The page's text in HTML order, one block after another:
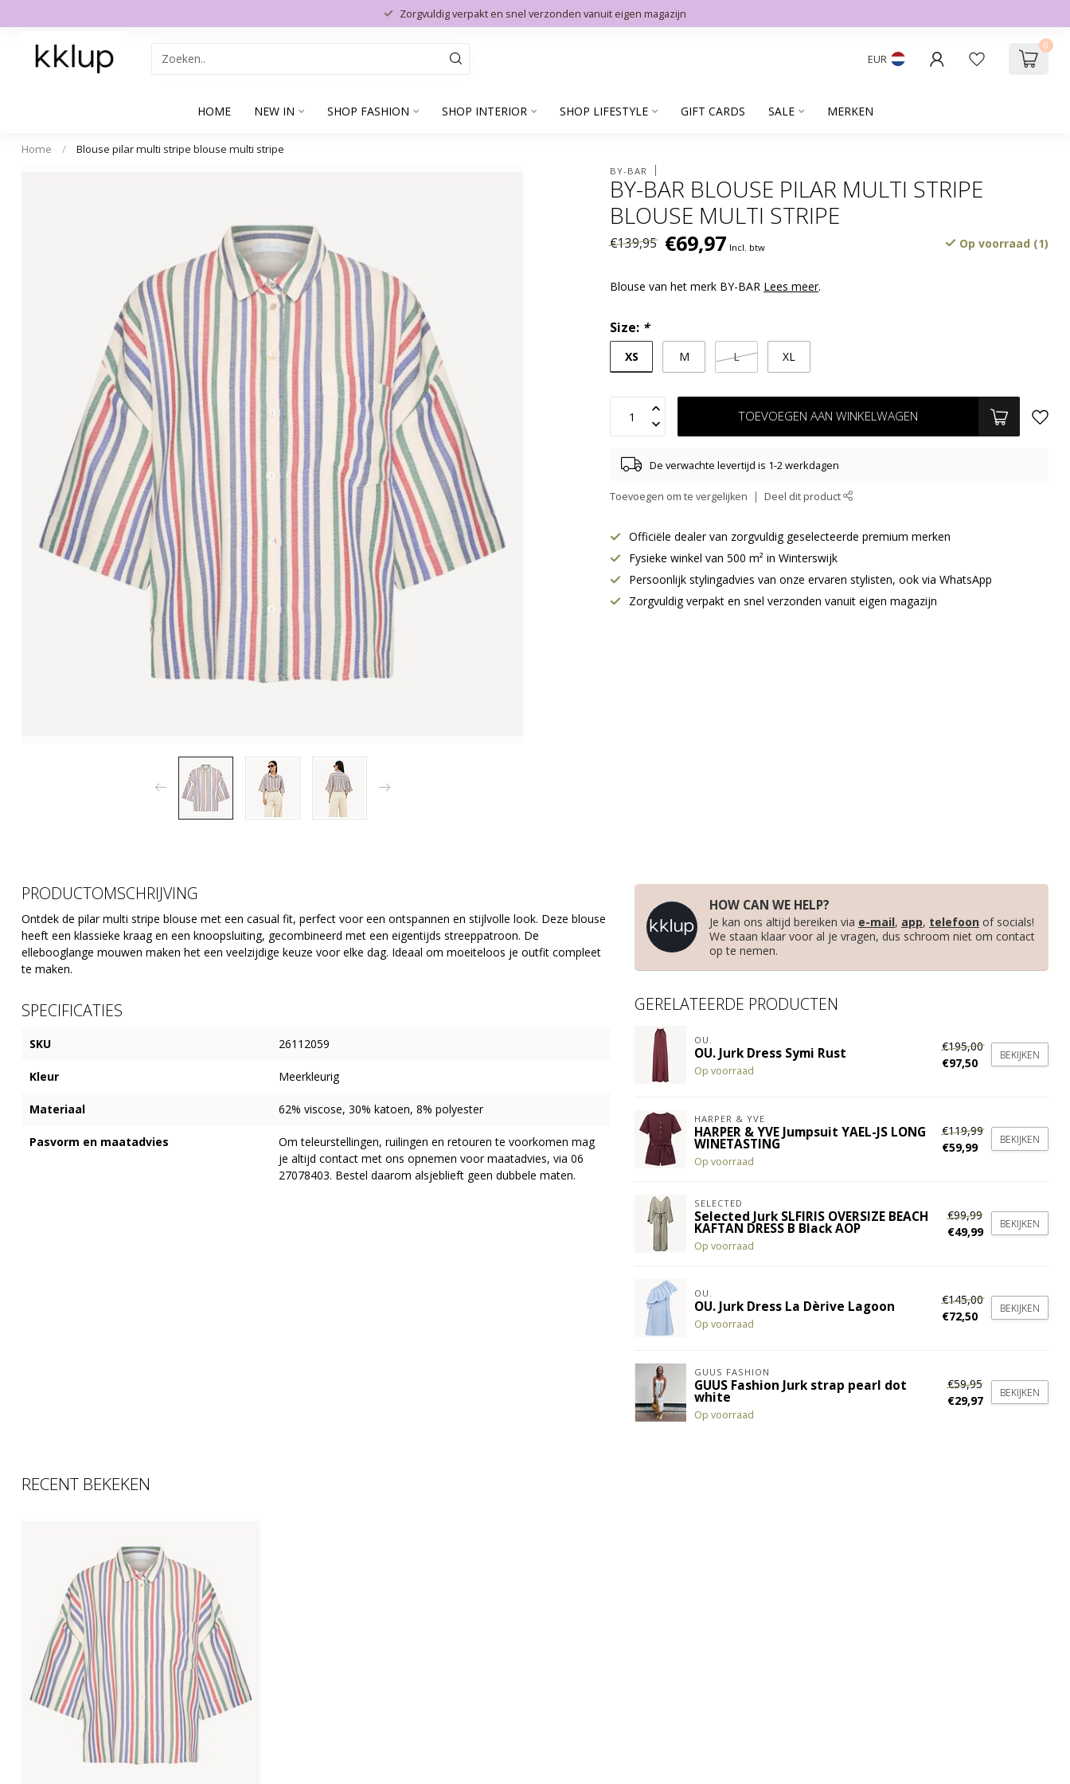
Zorgvuldig verpakt en snel verzonden vanuit eigen magazijn
EUR
0
HOME NEW IN SHOP FASHION SHOP INTERIOR SHOP LIFESTYLE GIFT CARDS SALE MERKEN
Home / Blouse pilar multi stripe blouse multi stripe
BY-BAR
BY-BAR BLOUSE PILAR MULTI STRIPE
BLOUSE MULTI STRIPE
€139,95 €69,97 Incl. btw Op voorraad (1)
Blouse van het merk BY-BAR Lees meer.
Size: *
XS M L XL
TOEVOEGEN AAN WINKELWAGEN
De verwachte levertijd is 1-2 werkdagen
Toevoegen om te vergelijken Deel dit product
Officiële dealer van zorgvuldig geselecteerde premium merken
Fysieke winkel van 500 m² in Winterswijk
Persoonlijk stylingadvies van onze ervaren stylisten, ook via WhatsApp
Zorgvuldig verpakt en snel verzonden vanuit eigen magazijn
PRODUCTOMSCHRIJVING
Ontdek de pilar multi stripe blouse met een casual fit, perfect voor een ontspannen en stijlvolle look. Deze blouse
heeft een klassieke kraag en een knoopsluiting, gecombineerd met een eigentijds streeppatroon. De
ellebooglange mouwen maken het een veelzijdige keuze voor elke dag. Ideaal om moeiteloos je outfit compleet
te maken.
SPECIFICATIES
SKU 26112059
Kleur Meerkleurig
Materiaal 62% viscose, 30% katoen, 8% polyester
Pasvorm en maatadvies
Om teleurstellingen, ruilingen en retouren te voorkomen mag
je altijd contact met ons opnemen voor maatadvies, via 06
27078403. Bestel daarom alsjeblieft geen dubbele maten.
HOW CAN WE HELP?
Je kan ons altijd bereiken via e-mail, app, telefoon of socials!
We staan klaar voor al je vragen, dus schroom niet om contact
op te nemen.
GERELATEERDE PRODUCTEN
OU.
OU. Jurk Dress Symi Rust
Op voorraad
€195,00
€97,50
BEKIJKEN
HARPER & YVE
HARPER & YVE Jumpsuit YAEL-JS LONG
WINETASTING
Op voorraad
€119,99
€59,99
BEKIJKEN
SELECTED
Selected Jurk SLFIRIS OVERSIZE BEACH
KAFTAN DRESS B Black AOP
Op voorraad
€99,99
€49,99
BEKIJKEN
OU.
OU. Jurk Dress La Dèrive Lagoon
Op voorraad
€145,00
€72,50
BEKIJKEN
GUUS FASHION
GUUS Fashion Jurk strap pearl dot
white
Op voorraad
€59,95
€29,97
BEKIJKEN
RECENT BEKEKEN